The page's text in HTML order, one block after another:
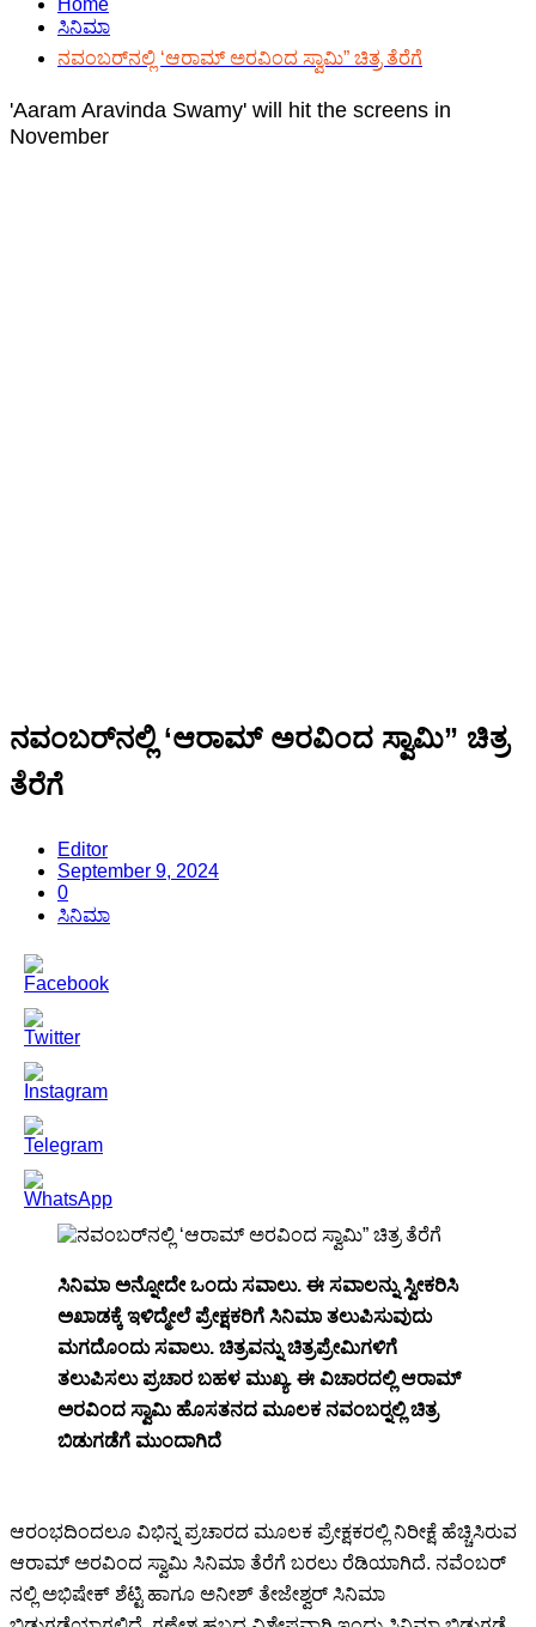
Home
ಸಿನಿಮಾ
ನವಂಬರ್‌ನಲ್ಲಿ ‘ಆರಾಮ್ ಅರವಿಂದ ಸ್ವಾಮಿ” ಚಿತ್ರ ತೆರೆಗೆ
'Aaram Aravinda Swamy' will hit the screens in
November
ನವಂಬರ್‌ನಲ್ಲಿ ‘ಆರಾಮ್ ಅರವಿಂದ ಸ್ವಾಮಿ” ಚಿತ್ರ
ತೆರೆಗೆ
Editor
September 9, 2024
0
ಸಿನಿಮಾ
ಸಿನಿಮಾ ಅನ್ನೋದೇ ಒಂದು ಸವಾಲು. ಈ ಸವಾಲನ್ನು ಸ್ವೀಕರಿಸಿ
ಅಖಾಡಕ್ಕೆ ಇಳಿದ್ಮೇಲೆ ಪ್ರೇಕ್ಷಕರಿಗೆ ಸಿನಿಮಾ ತಲುಪಿಸುವುದು
ಮಗದೊಂದು ಸವಾಲು. ಚಿತ್ರವನ್ನು ಚಿತ್ರಪ್ರೇಮಿಗಳಿಗೆ
ತಲುಪಿಸಲು ಪ್ರಚಾರ ಬಹಳ ಮುಖ್ಯ. ಈ ವಿಚಾರದಲ್ಲಿ ಆರಾಮ್
ಅರವಿಂದ ಸ್ವಾಮಿ ಹೊಸತನದ ಮೂಲಕ ನವಂಬರ್‍ನಲ್ಲಿ ಚಿತ್ರ
ಬಿಡುಗಡೆಗೆ ಮುಂದಾಗಿದೆ
ಆರಂಭದಿಂದಲೂ ವಿಭಿನ್ನ ಪ್ರಚಾರದ ಮೂಲಕ ಪ್ರೇಕ್ಷಕರಲ್ಲಿ ನಿರೀಕ್ಷೆ ಹೆಚ್ಚಿಸಿರುವ
ಆರಾಮ್ ಅರವಿಂದ ಸ್ವಾಮಿ ಸಿನಿಮಾ ತೆರೆಗೆ ಬರಲು ರೆಡಿಯಾಗಿದೆ. ನವೆಂಬರ್
ನಲ್ಲಿ ಅಭಿಷೇಕ್ ಶೆಟ್ಟಿ ಹಾಗೂ ಅನೀಶ್ ತೇಜೇಶ್ವರ್ ಸಿನಿಮಾ